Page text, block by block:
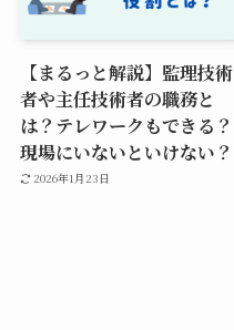
【まるっと解説】監理技術
者や主任技術者の職務と
は？テレワークもできる？
現場にいないといけない？
2026年1月23日